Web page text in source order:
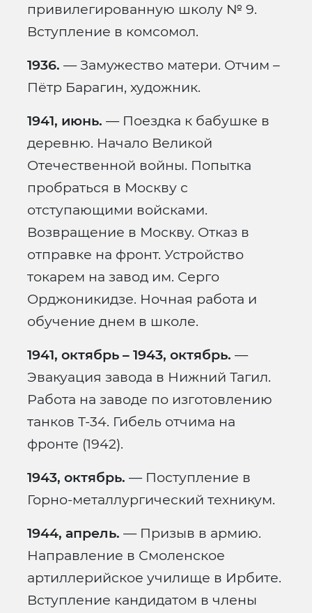
привилегированную школу № 9.
Вступление в комсомол.
1936. — Замужество матери. Отчим –
Пётр Барагин, художник.
1941, июнь. — Поездка к бабушке в
деревню. Начало Великой
Отечественной войны. Попытка
пробраться в Москву с
отступающими войсками.
Возвращение в Москву. Отказ в
отправке на фронт. Устройство
токарем на завод им. Серго
Орджоникидзе. Ночная работа и
обучение днем в школе.
1941, октябрь – 1943, октябрь. —
Эвакуация завода в Нижний Тагил.
Работа на заводе по изготовлению
танков Т-34. Гибель отчима на
фронте (1942).
1943, октябрь. — Поступление в
Горно-металлургический техникум.
1944, апрель. — Призыв в армию.
Направление в Смоленское
артиллерийское училище в Ирбите.
Вступление кандидатом в члены